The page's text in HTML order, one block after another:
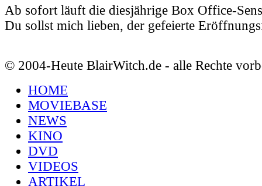
Ab sofort läuft die diesjährige Box Office-
Du sollst mich lieben, der gefeierte
© 2004-Heute BlairWitch.de - alle Rechte
HOME
MOVIEBASE
NEWS
KINO
DVD
VIDEOS
ARTIKEL